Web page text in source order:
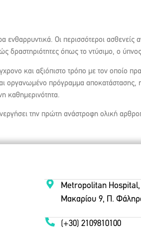
ενθαρρυντικά. Οι περισσότεροι
δραστηριότητες όπως το ντύσιμο, ο
και αξιόπιστο τρόπο με τον οποίο
οργανωμένο πρόγραμμα
καθημερινότητα.
την πρώτη ανάστροφη ολική
Metropolitan
Μακαρίου 9, Π.
(+30) 2109810100